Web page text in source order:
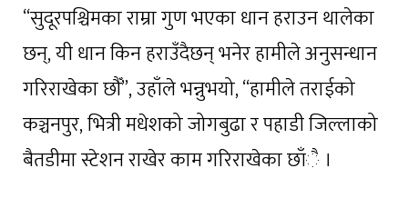
“सुदूरपश्चिमका राम्रा गुण भएका धान हराउन थालेका
छन्, यी धान किन हराउँदैछन् भनेर हामीले अनुसन्धान
गरिराखेका छौँ”, उहाँले भन्नुभयो, “हामीले तराईको
कञ्चनपुर, भित्री मधेशको जोगबुढा र पहाडी जिल्लाको
बैतडीमा स्टेशन राखेर काम गरिराखेका छाँै ।